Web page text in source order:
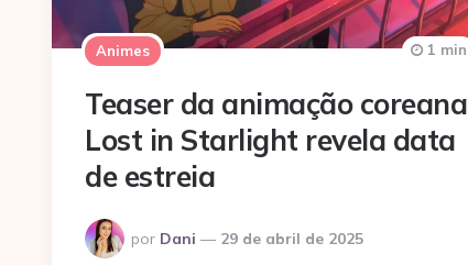
Animes
Teaser da animação coreana
Lost in Starlight revela data
de estreia
Postado
por
por Dani 29 de abril de 2025
1 min